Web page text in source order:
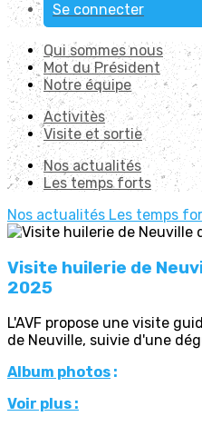
Se connecter
Qui sommes nous
Mot du Président
Notre équipe
Activitès
Visite et sortie
Nos actualités
Les temps forts
Nos actualités Les temps
Visite huilerie de
2025
L'AVF propose une visite
de Neuville, suivie d'une
Album photos :
Voir plus :